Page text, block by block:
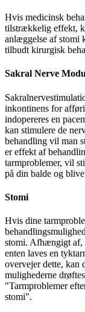
Hvis medicinsk
tilstrækkelig effekt,
anlæggelse af stomi
tilbudt kirurgisk
Sakral Nerve
inkontinens for
indopereres en
kan stimulere de
behandling vil man
er effekt af
tarmproblemer, vil
på din balde og
Stomi
Hvis dine
stomi. Afhængigt af,
enten laves en
overvejer dette, kan
mulighederne
"Tarmproblemer
stomi".